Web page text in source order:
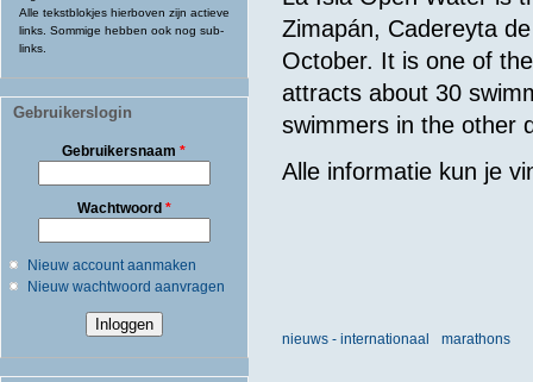
Alle tekstblokjes hierboven zijn actieve
links. Sommige hebben ook nog sub-
links.
Gebruikerslogin
Gebruikersnaam*
Wachtwoord *
Nieuw account aanmaken
Nieuw wachtwoord aanvragen
Zimapán, Cadereyta
October. It is one of
attracts about 30
swimmers in the other
Alle informatie kun je
nieuws - internationaal marathons